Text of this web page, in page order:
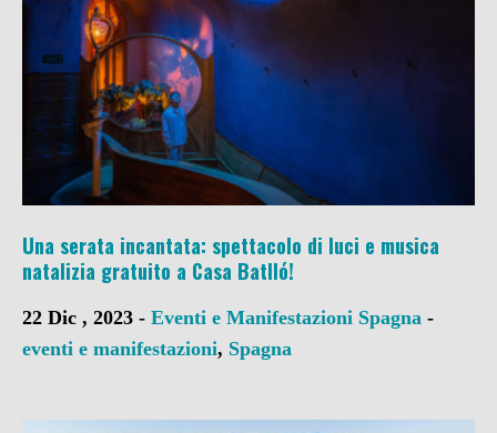
Una serata incantata: spettacolo di luci e musica
natalizia gratuito a Casa Batlló!
22 Dic , 2023 - Eventi e Manifestazioni Spagna -
eventi e manifestazioni, Spagna